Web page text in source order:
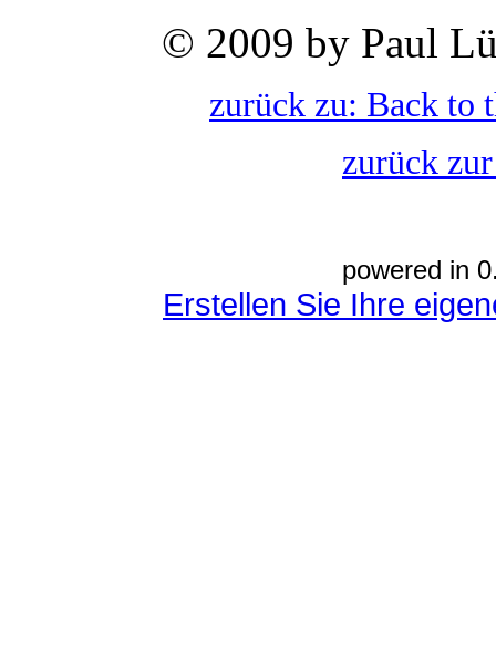
© 2009 by Paul
zurück zu: Back to
zurück
powered in
Erstellen Sie Ihre